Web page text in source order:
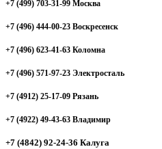
+7 (499) 703-31-99 Москва
+7 (496) 444-00-23 Воскресенск
+7 (496) 623-41-63 Коломна
+7 (496) 571-97-23 Электросталь
+7 (4912) 25-17-09 Рязань
+7 (4922) 49-43-63 Владимир
+7 (4842) 92-24-36 Калуга